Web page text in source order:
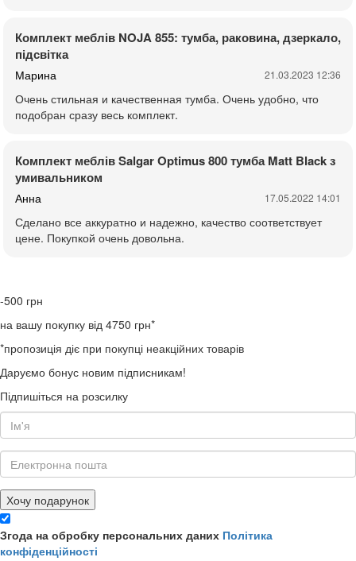
Комплект меблів NOJA 855: тумба, раковина, дзеркало,
підсвітка
Марина 21.03.2023 12:36
Очень стильная и качественная тумба. Очень удобно, что
подобран сразу весь комплект.
Комплект меблів Salgar Optimus 800 тумба Matt Black з
умивальником
Анна 17.05.2022 14:01
Сделано все аккуратно и надежно, качество соответствует
цене. Покупкой очень довольна.
-500 грн
на вашу покупку від 4750 грн*
*пропозиція діє при покупці неакційних товарів
Даруємо бонус новим підписникам!
Підпишіться на розсилку
Хочу подарунок
Згода на обробку персональних даних Політика
конфіденційності